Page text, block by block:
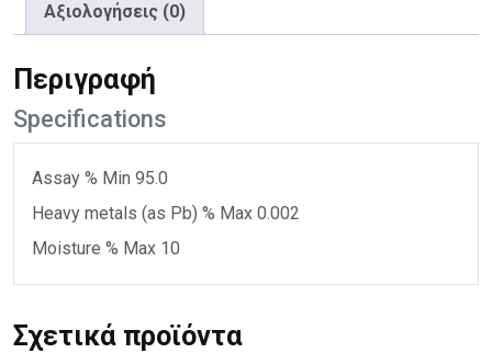
Αξιολογήσεις (0)
Περιγραφή
Specifications
Assay % Min 95.0
Heavy metals (as Pb) % Max 0.002
Moisture % Max 10
Σχετικά προϊόντα